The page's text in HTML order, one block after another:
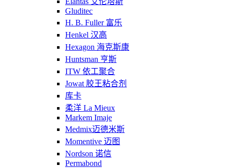
Gluditec
H. B. Fuller 富乐
Henkel 汉高
Hexagon 海克斯康
Huntsman 亨斯
ITW 依工聚合
Jowat 胶王粘合剂
库卡
柔洋 La Mieux
Markem Imaje
Medmix迈德米斯
Momentive 迈图
Nordson 诺信
Permabond